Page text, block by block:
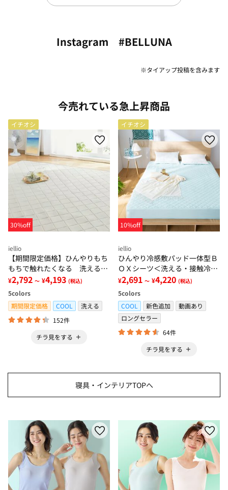
Instagram #BELLUNA
※タイアップ投稿を含みます
今売れている急上昇商品
イチオシ
30%off
iellio
【期間限定価格】ひんやりもち
もちで触れたくなる 洗えるラ
グ＜低反発・滑りにくい・接触
冷感・防ダニ・カーペット＞
¥2,792 ～ ¥4,193 (税込)
5colors
期間限定価格
COOL
洗える
152件
チラ見をする
イチオシ
10%off
iellio
ひんやり冷感敷パッド一体型Ｂ
ＯＸシーツ＜洗える・接触冷
感・抗菌防臭・時短・家事楽・
ボックスシーツ・寝苦しさ対策
＞
¥2,691 ～ ¥4,220 (税込)
5colors
COOL
新色追加
動画あり
ロングセラー
64件
チラ見をする
寝具・インテリアTOPへ